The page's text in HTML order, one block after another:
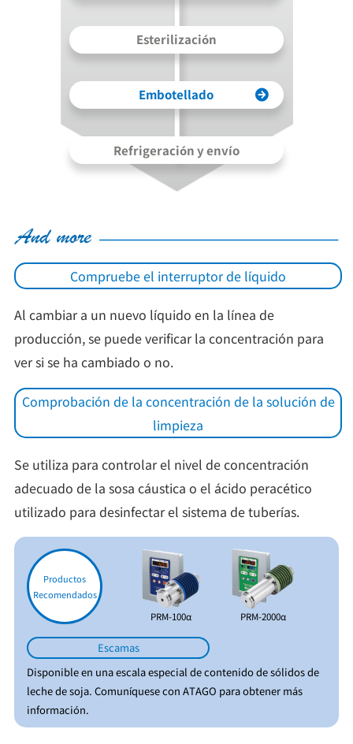
Esterilización
Embotellado
Refrigeración y envío
Compruebe el interruptor de líquido
Al cambiar a un nuevo líquido en la línea de
producción, se puede verificar la concentración para
ver si se ha cambiado o no.
Comprobación de la concentración de la solución de
limpieza
Se utiliza para controlar el nivel de concentración
adecuado de la sosa cáustica o el ácido peracético
utilizado para desinfectar el sistema de tuberías.
Productos
Recomendados
PRM-100α
PRM-2000α
Escamas
Disponible en una escala especial de contenido de sólidos de
leche de soja. Comuníquese con ATAGO para obtener más
información.